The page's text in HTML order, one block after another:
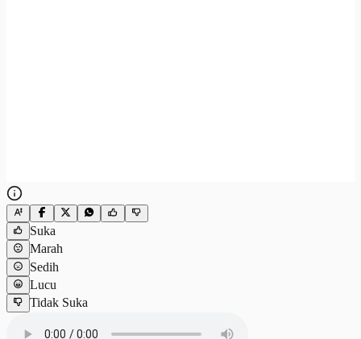
Suka
Marah
Sedih
Lucu
Tidak Suka